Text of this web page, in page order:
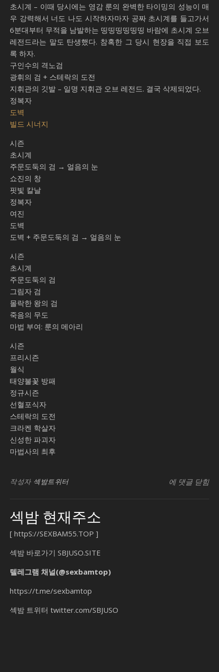
초시계 – 이때 당시에는 영감 룬의 완벽한 타이밍의 성능이 매
우 강력해서 너도 나도 시작하자마자 공짜 초시계를 들고가서
6분대부터 무적을 남발하는 띵띵띵띵띵띵 바람에 초시계 오브
레전드라는 말도 탄생했다. 참혹한 그 당시 현장을 직접 보도
록 하자.
구인수의 격노검
광휘의 검 + 스테락의 도전
지휘관의 깃발 – 일명 지휘관 오브 레전드. 결국 삭제되었다.
정복자
도벽
빌드 시너지
시즌
초시계
주문도둑의 검 → 얼음의 눈
쇼진의 창
핏빛 칼날
정복자
여진
도벽
도벽 + 주문도둑의 검 → 얼음의 눈
시즌
초시계
주문도둑의 검
그림자 검
몰락한 왕의 검
죽음의 무도
마법 부여: 룬의 메아리
시즌
프리시즌
월식
태양불꽃 방패
정규시즌
선혈포식자
스테락의 도전
크라켄 학살자
신성한 파괴자
마법사의 최후
작성자 섹밤트위터 SB유흥지원센
에 댓글 닫힘
섹밤 현재주소
[ httpS://SEXBAM55.TOP ]
섹밤 바로가기 SBJUSO.SITE
텔레그램 채널(@sexbamtop)
https://t.me/sexbamtop
섹밤 트위터 twitter.com/SBJUSO